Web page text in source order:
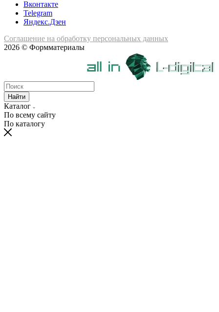
Вконтакте
Telegram
Яндекс.Дзен
Соглашение на обработку персональных данных
2026 © Формматериалы
Найти
Каталог
По всему сайту
По каталогу